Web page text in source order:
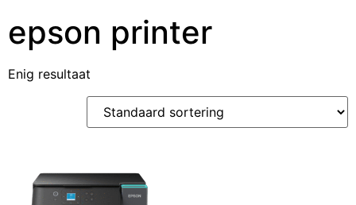
epson printer
Enig resultaat